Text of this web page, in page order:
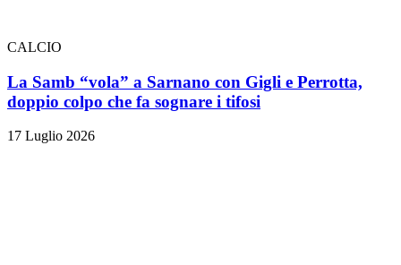
CALCIO
La Samb “vola” a Sarnano con Gigli e Perrotta,
doppio colpo che fa sognare i tifosi
17 Luglio 2026